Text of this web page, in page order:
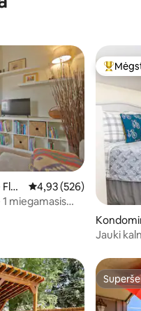
131Vidutinis įvertinimas:
4,93 (526)
miegamasis
Svečių
taff
Jauki